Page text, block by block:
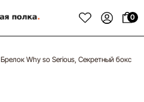
0
Брелок Why so Serious, Секретный бокс